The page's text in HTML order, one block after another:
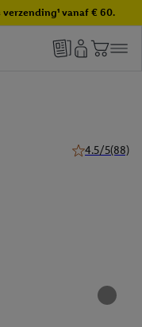
vanaf € 60.
4.5/5(88)